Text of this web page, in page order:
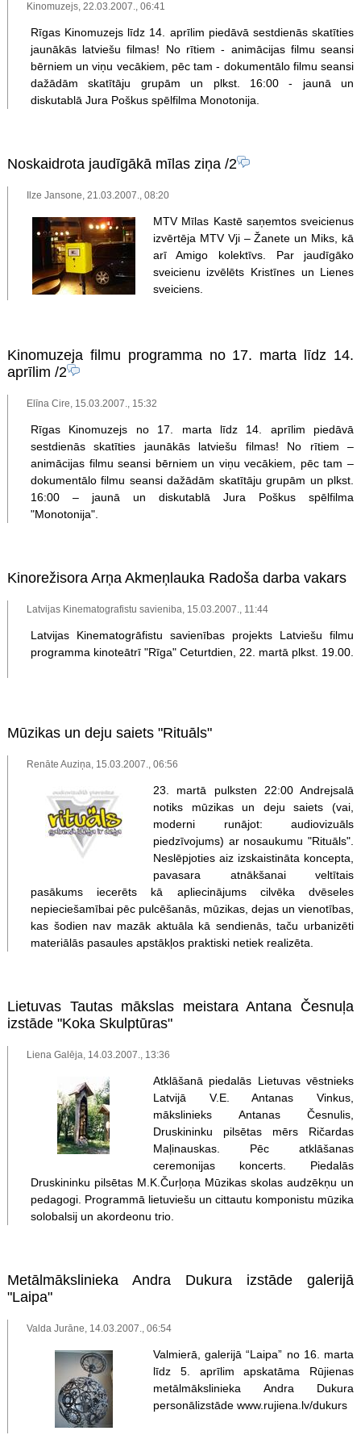
Kinomuzejs, 22.03.2007., 06:41
Rīgas Kinomuzejs līdz 14. aprīlim piedāvā sestdienās skatīties
jaunākās latviešu filmas! No rītiem - animācijas filmu seansi
bērniem un viņu vecākiem, pēc tam - dokumentālo filmu seansi
dažādām skatītāju grupām un plkst. 16:00 - jaunā un
diskutablā Jura Poškus spēlfilma Monotonija.
Noskaidrota jaudīgākā mīlas ziņa/2
Ilze Jansone, 21.03.2007., 08:20
MTV Mīlas Kastē saņemtos sveicienus
izvērtēja MTV Vji – Žanete un Miks, kā
arī Amigo kolektīvs. Par jaudīgāko
sveicienu izvēlēts Kristīnes un Lienes
sveiciens.
Kinomuzeja filmu programma no 17. marta līdz 14.
aprīlim /2
Elīna Cire, 15.03.2007., 15:32
Rīgas Kinomuzejs no 17. marta līdz 14. aprīlim piedāvā
sestdienās skatīties jaunākās latviešu filmas! No rītiem –
animācijas filmu seansi bērniem un viņu vecākiem, pēc tam –
dokumentālo filmu seansi dažādām skatītāju grupām un plkst.
16:00 – jaunā un diskutablā Jura Poškus spēlfilma
"Monotonija".
Kinorežisora Arņa Akmeņlauka Radoša darba vakars
Latvijas Kinematografistu savieniba, 15.03.2007., 11:44
Latvijas Kinematogrāfistu savienības projekts Latviešu filmu
programma kinoteātrī "Rīga" Ceturtdien, 22. martā plkst. 19.00.
Mūzikas un deju saiets "Rituāls"
Renāte Auziņa, 15.03.2007., 06:56
23. martā pulksten 22:00 Andrejsalā
notiks mūzikas un deju saiets (vai,
moderni runājot: audiovizuāls
piedzīvojums) ar nosaukumu "Rituāls".
Neslēpjoties aiz izskaistināta koncepta,
pavasara atnākšanai veltītais
pasākums iecerēts kā apliecinājums cilvēka dvēseles
nepieciešamībai pēc pulcēšanās, mūzikas, dejas un vienotības,
kas šodien nav mazāk aktuāla kā sendienās, taču urbanizēti
materiālās pasaules apstākļos praktiski netiek realizēta.
Lietuvas Tautas mākslas meistara Antana Česnuļa
izstāde "Koka Skulptūras"
Liena Galēja, 14.03.2007., 13:36
Atklāšanā piedalās Lietuvas vēstnieks
Latvijā V.E. Antanas Vinkus,
mākslinieks Antanas Česnulis,
Druskininku pilsētas mērs Ričardas
Maļinauskas. Pēc atklāšanas
ceremonijas koncerts. Piedalās
Druskininku pilsētas M.K.Čurļoņa Mūzikas skolas audzēkņu un
pedagogi. Programmā lietuviešu un cittautu komponistu mūzika
solobalsij un akordeonu trio.
Metālmākslinieka Andra Dukura izstāde galerijā
"Laipa"
Valda Jurāne, 14.03.2007., 06:54
Valmierā, galerijā “Laipa” no 16. marta
līdz 5. aprīlim apskatāma Rūjienas
metālmākslinieka Andra Dukura
personālizstāde www.rujiena.lv/dukurs